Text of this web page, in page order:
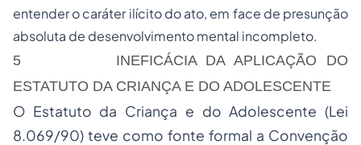
entender o caráter ilícito do ato, em face de presunção
absoluta de desenvolvimento mental incompleto.
5 INEFICÁCIA DA APLICAÇÃO DO
ESTATUTO DA CRIANÇA E DO ADOLESCENTE
O Estatuto da Criança e do Adolescente (Lei
8.069/90) teve como fonte formal a Convenção